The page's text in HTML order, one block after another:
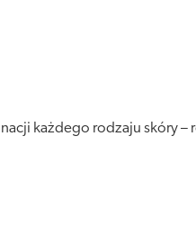
każdego rodzaju skóry –